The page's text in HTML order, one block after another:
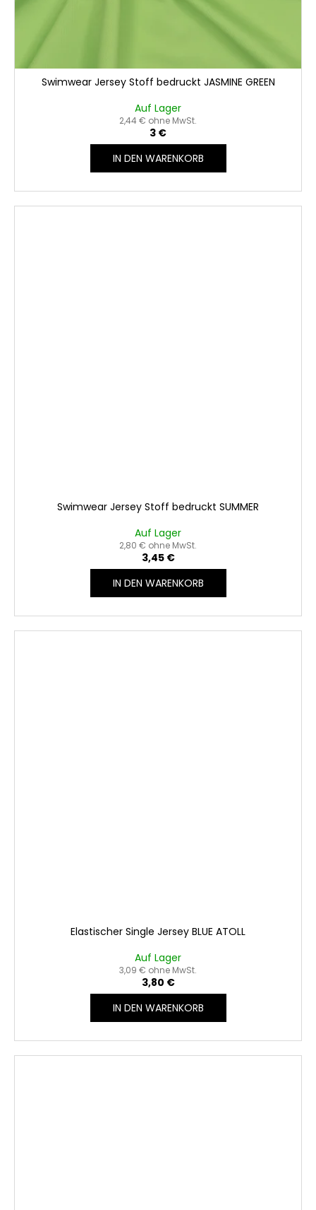
Swimwear Jersey Stoff bedruckt JASMINE GREEN
Auf Lager
2,44 € ohne MwSt.
3 €
IN DEN WARENKORB
Swimwear Jersey Stoff bedruckt SUMMER
Auf Lager
2,80 € ohne MwSt.
3,45 €
IN DEN WARENKORB
Elastischer Single Jersey BLUE ATOLL
Auf Lager
3,09 € ohne MwSt.
3,80 €
IN DEN WARENKORB